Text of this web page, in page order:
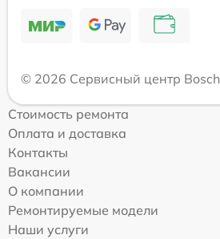
© 2026 Сервисный центр Bosch
Стоимость ремонта
Оплата и доставка
Контакты
Вакансии
О компании
Ремонтируемые модели
Наши услуги